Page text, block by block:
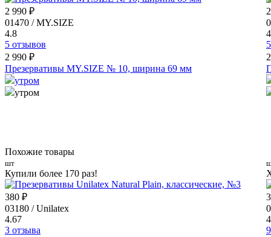
2 990 ₽
01470 / MY.SIZE
4.8
5 отзывов
2 990 ₽
Презервативы MY.SIZE № 10, ширина 69 мм
утром
утром
Похожие товары
шт
Купили более 170 раз!
380 ₽
03180 / Unilatex
4.67
3 отзыва